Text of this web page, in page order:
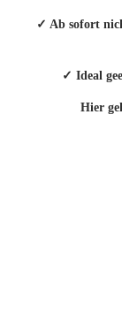
✓ Ab sofort
✓ Ideal
Hier